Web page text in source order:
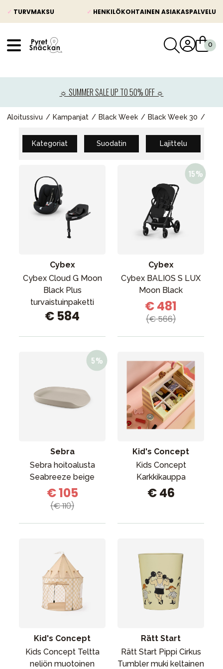
✓ TURVMAKSU ✓ HENKILÖKOHTAINEN ASIAKASPALVELU
☼ SUMMER SALE UP TO 50% OFF ☼
Aloitussivu Kampanjat Black Week Black Week 30
Kategoriat Suodatin Lajittelu
Cybex
Cybex Cloud G Moon
Black Plus
turvaistuinpaketti
€ 584
Cybex
Cybex BALIOS S LUX
Moon Black
€ 481
(€ 566)
Sebra
Sebra hoitoalusta
Seabreeze beige
€ 105
(€ 110)
Kid's Concept
Kids Concept
Karkkikauppa
€ 46
Kid's Concept
Kids Concept Teltta
neliön muotoinen
Rätt Start
Rätt Start Pippi Cirkus
Tumbler muki keltainen
Lastenvaunut
Lasten turvaistuimet
Vauvan paketti
Lapsi & vauva
Huonekalut & vuodevaatteet
Lahjavinkkejä
Suosikit
Tavaramerkit
Aurinko ja uinti
Opas
Ota meihin yhteyttä osoitteessa
Myymälämme